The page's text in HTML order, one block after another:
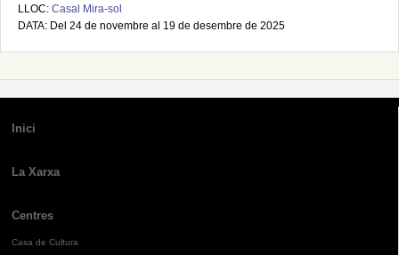
LLOC: Casal Mira-sol
DATA: Del 24 de novembre al 19 de desembre de 2025
Inici
La Xarxa
Centres
Casa de Cultura